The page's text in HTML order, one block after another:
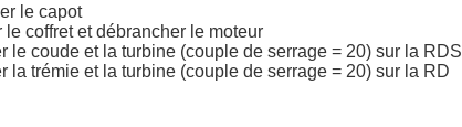
le capot
le coffret et débrancher le moteur
le coude et la turbine (couple de serrage = 20) sur la RDS
la trémie et la turbine (couple de serrage = 20) sur la RD